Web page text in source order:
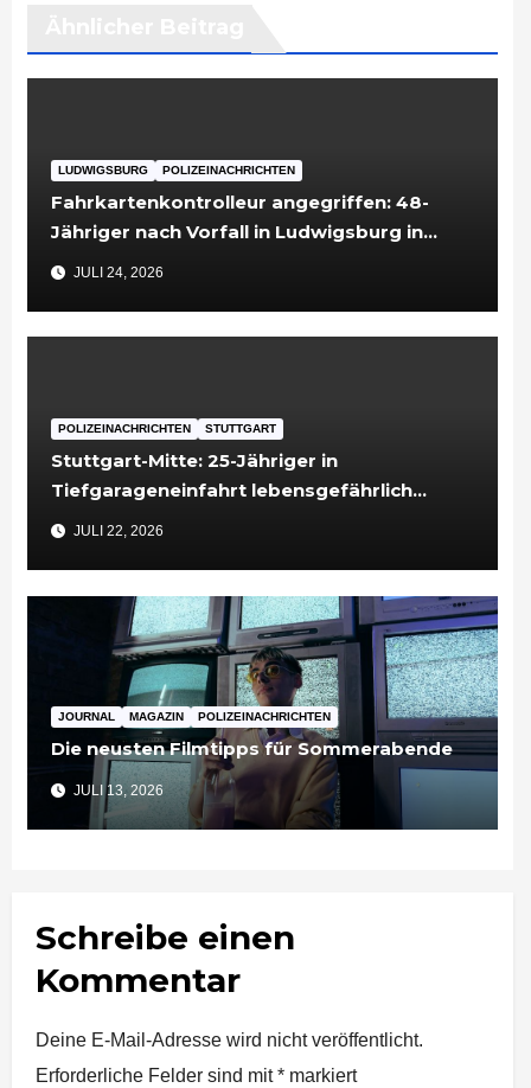
LUDWIGSBURG POLIZEINACHRICHTEN
Fahrkartenkontrolleur angegriffen: 48-
Jähriger nach Vorfall in Ludwigsburg in
Untersuchungshaft
JULI 24, 2026
POLIZEINACHRICHTEN STUTTGART
Stuttgart-Mitte: 25-Jähriger in
Tiefgarageneinfahrt lebensgefährlich
verletzt
JULI 22, 2026
JOURNAL MAGAZIN POLIZEINACHRICHTEN
Die neusten Filmtipps für Sommerabende
JULI 13, 2026
Schreibe einen
Kommentar
Deine E-Mail-Adresse wird nicht veröffentlicht.
Erforderliche Felder sind mit* markiert